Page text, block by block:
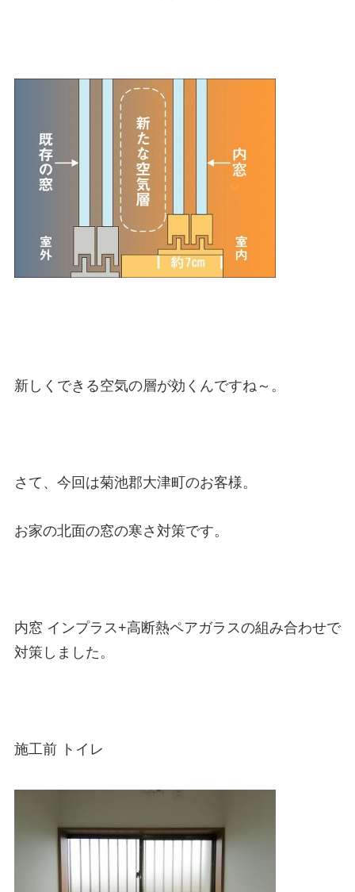
新しくできる空気の層が効くんですね～。
さて、今回は菊池郡大津町のお客様。
お家の北面の窓の寒さ対策です。
内窓 インプラス+高断熱ペアガラスの組み合わせで
対策しました。
施工前 トイレ